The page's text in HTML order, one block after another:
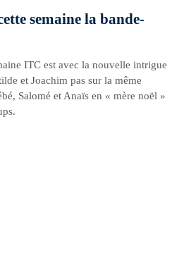
semaine la bande-
ITC est avec la nouvelle intrigue
et Joachim pas sur la même
Salomé et Anaïs en « mère noël »